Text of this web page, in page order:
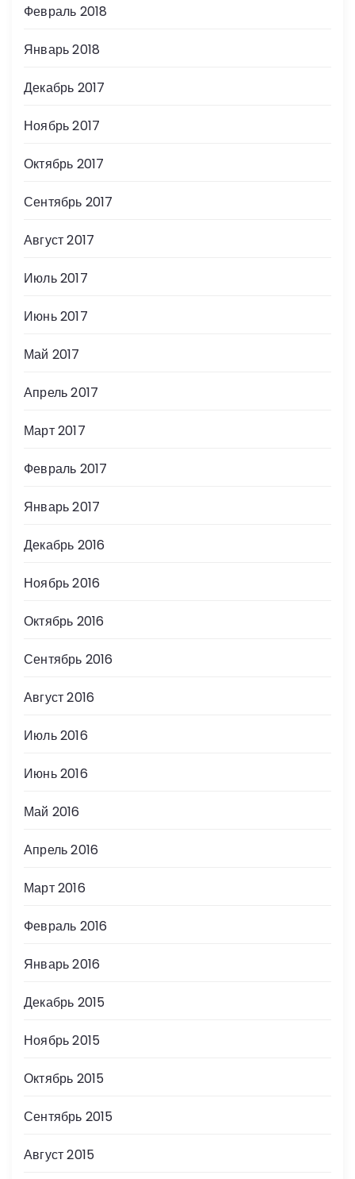
Февраль 2018
Январь 2018
Декабрь 2017
Ноябрь 2017
Октябрь 2017
Сентябрь 2017
Август 2017
Июль 2017
Июнь 2017
Май 2017
Апрель 2017
Март 2017
Февраль 2017
Январь 2017
Декабрь 2016
Ноябрь 2016
Октябрь 2016
Сентябрь 2016
Август 2016
Июль 2016
Июнь 2016
Май 2016
Апрель 2016
Март 2016
Февраль 2016
Январь 2016
Декабрь 2015
Ноябрь 2015
Октябрь 2015
Сентябрь 2015
Август 2015